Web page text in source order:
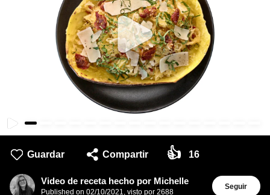
Guardar Compartir 👍 16
Video de receta hecho por Michelle
Published on 02/10/2021, visto por 2688
Seguir